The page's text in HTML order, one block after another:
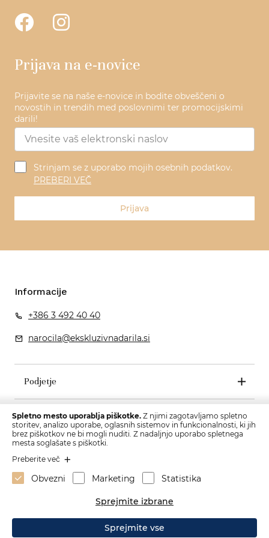
Prijava na e-novice
Prijavite se na naše e-novice in bodite obveščeni o
novostih in trendih med poslovnimi ter promocijskimi
darili!
Strinjam se z uporabo mojih osebnih podatkov.
PREBERI VEČ
Prijava
Informacije
+386 3 492 40 40
narocila@ekskluzivnadarila.si
Podjetje
Pogoji poslovanja
Spletno mesto uporablja piškotke. Z njimi zagotavljamo spletno
storitev, analizo uporabe, oglasnih sistemov in funkcionalnosti, ki jih
brez piškotkov ne bi mogli nuditi. Z nadaljnjo uporabo spletnega
mesta soglašate s piškotki.
Preberite več
Obvezni Marketing Statistika
Sprejmite izbrane
Sprejmite vse